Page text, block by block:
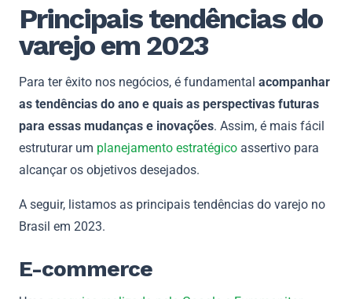
Principais tendências do
varejo em 2023
Para ter êxito nos negócios, é fundamental acompanhar
as tendências do ano e quais as perspectivas futuras
para essas mudanças e inovações. Assim, é mais fácil
estruturar um planejamento estratégico assertivo para
alcançar os objetivos desejados.
A seguir, listamos as principais tendências do varejo no
Brasil em 2023.
E-commerce